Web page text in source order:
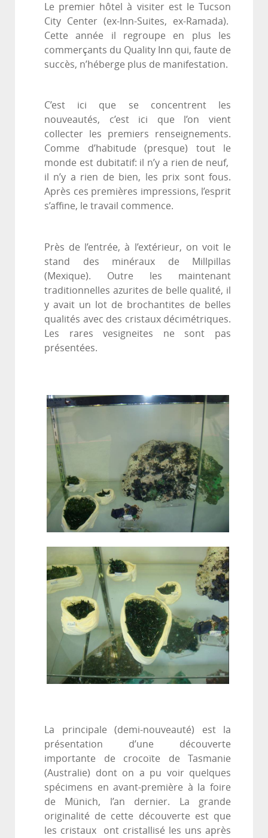
Le premier hôtel à visiter est le Tucson
City Center (ex-Inn-Suites, ex-Ramada).
Cette année il regroupe en plus les
commerçants du Quality Inn qui, faute de
succès, n’héberge plus de manifestation.
C’est ici que se concentrent les
nouveautés, c’est ici que l’on vient
collecter les premiers renseignements.
Comme d’habitude (presque) tout le
monde est dubitatif: il n’y a rien de neuf,
il n’y a rien de bien, les prix sont fous.
Après ces premières impressions, l’esprit
s’affine, le travail commence.
Près de l’entrée, à l’extérieur, on voit le
stand des minéraux de Millpillas
(Mexique). Outre les maintenant
traditionnelles azurites de belle qualité, il
y avait un lot de brochantites de belles
qualités avec des cristaux décimétriques.
Les rares vesigneites ne sont pas
présentées.
La principale (demi-nouveauté) est la
présentation d’une découverte
importante de crocoïte de Tasmanie
(Australie) dont on a pu voir quelques
spécimens en avant-première à la foire
de Münich, l’an dernier. La grande
originalité de cette découverte est que
les cristaux ont cristallisé les uns après